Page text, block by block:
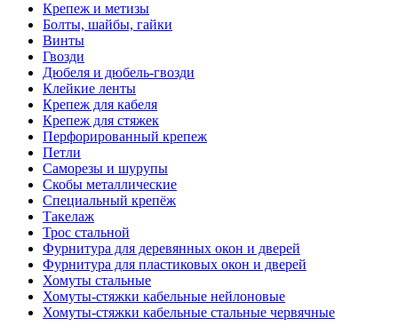
Крепеж и метизы
Болты, шайбы, гайки
Винты
Гвозди
Дюбеля и дюбель-гвозди
Клейкие ленты
Крепеж для кабеля
Крепеж для стяжек
Перфорированный крепеж
Петли
Саморезы и шурупы
Скобы металлические
Специальный крепёж
Такелаж
Трос стальной
Фурнитура для деревянных окон и дверей
Фурнитура для пластиковых окон и дверей
Хомуты стальные
Хомуты-стяжки кабельные нейлоновые
Хомуты-стяжки кабельные стальные червячные